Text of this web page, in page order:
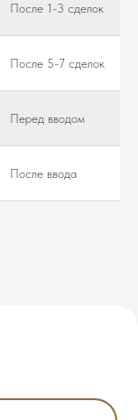
После 1-3 сделок
После 5-7 сделок
Перед вводом
После ввода